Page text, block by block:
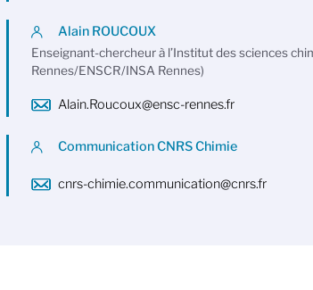
Alain ROUCOUX
Enseignant-chercheur à l’Institut des sciences
Rennes/ENSCR/INSA Rennes)
Alain.Roucoux@ensc-rennes.fr
Communication CNRS Chimie
cnrs-chimie.communication@cnrs.fr